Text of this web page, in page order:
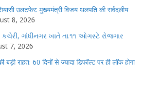
उलटफेर: मुख्यमंत्री विजय थलपति की सर्वदलीय
8, 2026
કચેરી, ગાંધીનગર ખાતે તા.૧૧ ઓગસ્ટે રોજગાર
7, 2026
राहत: 60 दिनों से ज्यादा डिफॉल्ट पर ही लॉक होगा